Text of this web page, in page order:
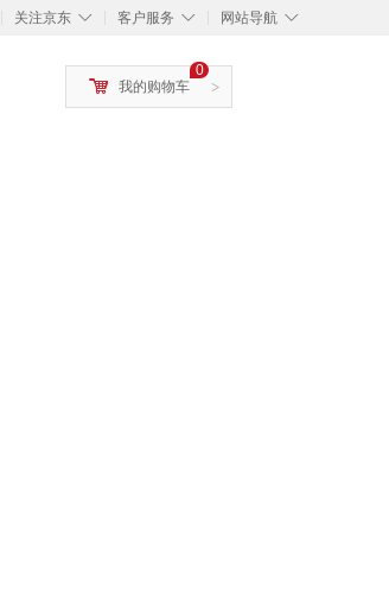
◇
关注京东 ◇
客户服务 ◇
网站导航
>
0
我的购物车